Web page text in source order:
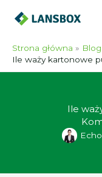
Strona główna
Blog
Ile waży kartonowe
Ile